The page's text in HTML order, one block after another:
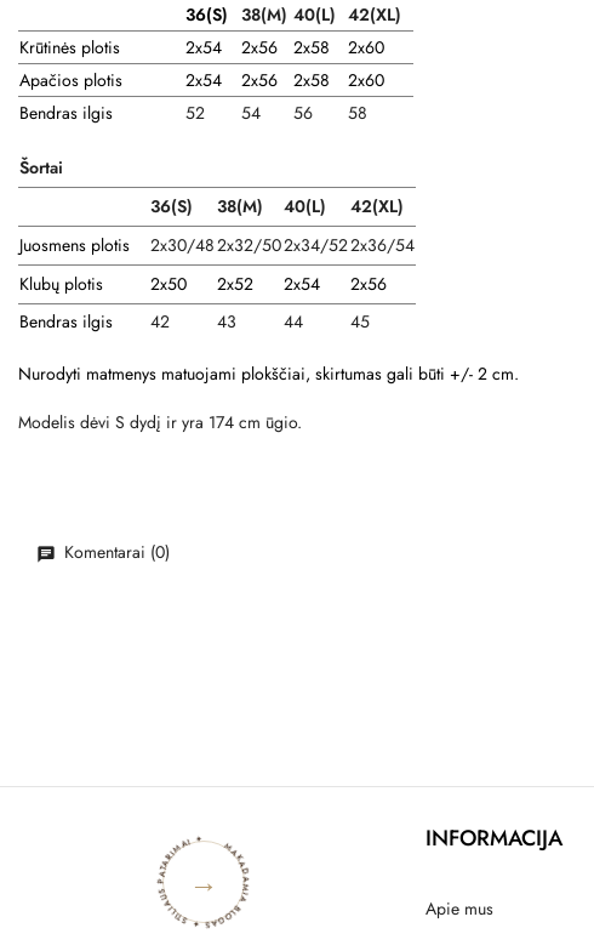
36(S) 38(M) 40(L) 42(XL)
Krūtinės plotis
2x54 2x56 2x58
2x60
Apačios plotis
2x54 2x56 2x58
2x60
Bendras ilgis
52 54 56 58
Šortai
36(S)
38(M) 40(L)
42(XL)
Juosmens plotis
2x30/482x32/502x34/522x36/54
Klubų plotis
2x50 2x52 2x54
2x56
Bendras ilgis
42 43 44 45
Nurodyti matmenys matuojami plokščiai, skirtumas gali būti +/- 2 cm.
Modelis dėvi S dydį ir yra 174 cm ūgio.
Komentarai (0)
MAKADAMIA BLOGAS ✦ STILIAUS PATARIMAI ✦
→
INFORMACIJA
Apie mus